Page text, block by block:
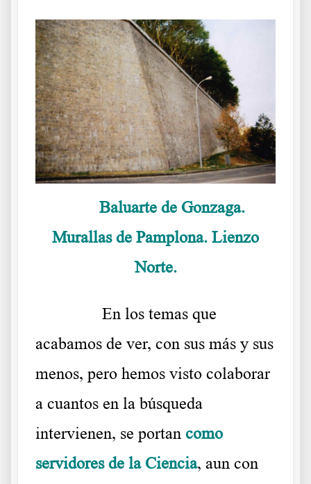
Baluarte de Gonzaga.
Murallas de Pamplona. Lienzo
Norte.
En los temas que
acabamos de ver, con sus más y sus
menos, pero hemos visto colaborar
a cuantos en la búsqueda
intervienen, se portan como
servidores de la Ciencia, aun con